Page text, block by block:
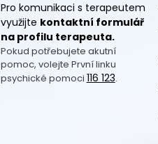
Pro komunikaci s terapeutem
využijte kontaktní formulář
na profilu terapeuta.
Pokud potřebujete akutní
pomoc, volejte První linku
psychické pomoci 116 123.